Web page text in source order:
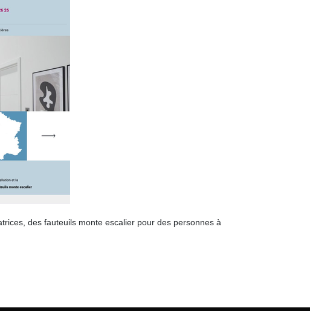
des fauteuils monte escalier pour des personnes à